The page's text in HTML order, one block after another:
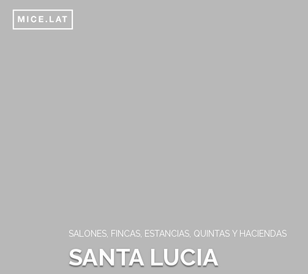
SALONES, FINCAS, ESTANCIAS, QUINTAS Y HACIENDAS
SANTA LUCIA